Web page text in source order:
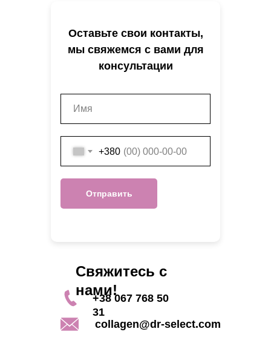
Свяжитесь с
нами!
+38 067 768 50
31
collagen@dr-select.com
+380
Отправить
Оставьте свои контакты,
мы свяжемся с вами для
консультации